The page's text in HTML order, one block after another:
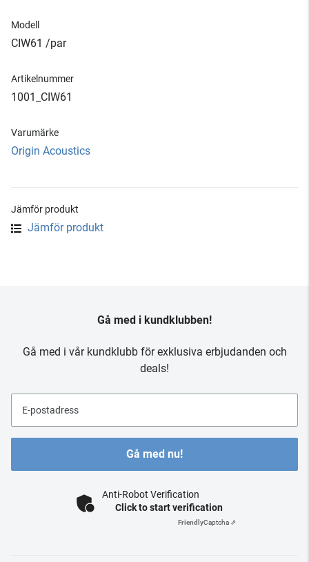
Modell
CIW61 /par
Artikelnummer
1001_CIW61
Varumärke
Origin Acoustics
Jämför produkt
Jämför produkt
Gå med i kundklubben!
Gå med i vår kundklubb för exklusiva erbjudanden och
deals!
E-postadress
Gå med nu!
Anti-Robot Verification
Click to start verification
FriendlyCaptcha ⇗